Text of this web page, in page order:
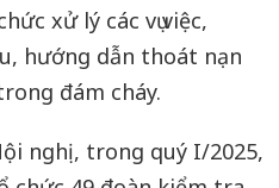
xử lý các vụ việc,
hướng dẫn thoát nạn
đám cháy.
nghị, trong quý I/2025,